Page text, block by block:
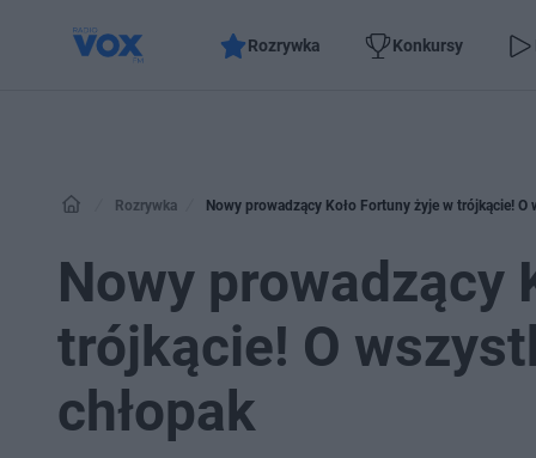
Rozrywka Konkursy
Rozrywka Nowy prowadzący Koło Fortuny żyje w trójkącie!
Nowy prowadzący
trójkącie! O
chłopak